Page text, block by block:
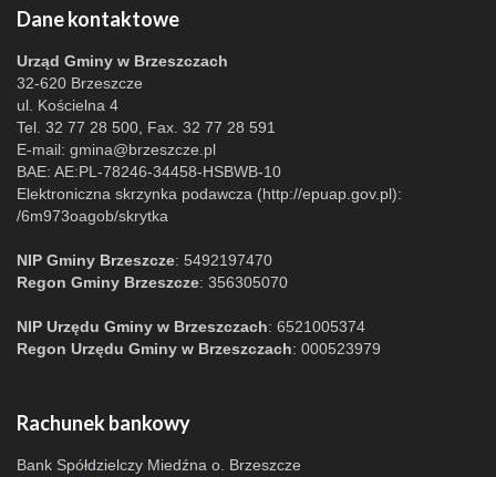
Dane kontaktowe
Urząd Gminy w Brzeszczach
32-620 Brzeszcze
ul. Kościelna 4
Tel. 32 77 28 500, Fax. 32 77 28 591
E-mail: gmina@brzeszcze.pl
BAE: AE:PL-78246-34458-HSBWB-10
Elektroniczna skrzynka podawcza (http://epuap.gov.pl):
/6m973oagob/skrytka
NIP Gminy Brzeszcze: 5492197470
Regon Gminy Brzeszcze: 356305070
NIP Urzędu Gminy w Brzeszczach: 6521005374
Regon Urzędu Gminy w Brzeszczach: 000523979
Rachunek bankowy
Bank Spółdzielczy Miedźna o. Brzeszcze